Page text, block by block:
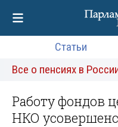
Статьи
Все о пенсиях в
Работу фондов
НКО